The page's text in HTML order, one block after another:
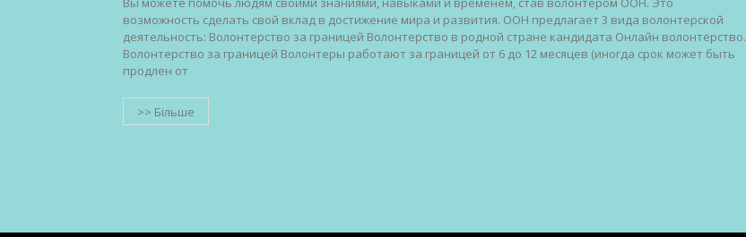
возможность сделать свой вклад в достижение мира и развития. ООН предлагает 3 вида волонтерской
деятельность: Волонтерство за границей Волонтерство в родной стране кандидата Онлайн волонтерство.
Волонтерство за границей Волонтеры работают за границей от 6 до 12 месяцев (иногда срок может быть
продлен от
>> Більше